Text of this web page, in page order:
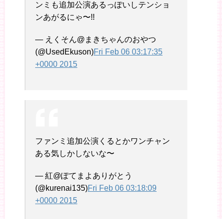
ンミも追加公演あるっぽいしテンショ
ンあがるにゃ〜!!
— えくそん@まきちゃんのおやつ
(@UsedEkuson)Fri Feb 06 03:17:35
+0000 2015
ファンミ追加公演くるとかワンチャン
ある気しかしないな〜
— 紅@ぽてまよありがとう
(@kurenai135)Fri Feb 06 03:18:09
+0000 2015